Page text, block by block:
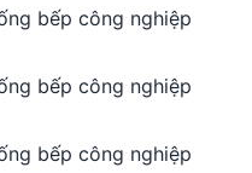
bếp công nghiệp
bếp công nghiệp
bếp công nghiệp